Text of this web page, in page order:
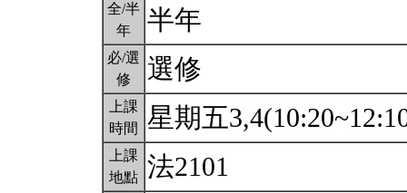
全/半
年
半年
必/選
修
選修
上課
時間
星期五
上課
地點 法2101